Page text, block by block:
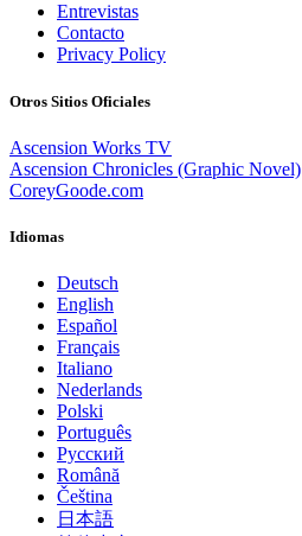
Entrevistas
Contacto
Privacy Policy
Otros Sitios Oficiales
Ascension Works TV
Ascension Chronicles (Graphic Novel)
CoreyGoode.com
Idiomas
Deutsch
English
Español
Français
Italiano
Nederlands
Polski
Português
Pусский
Română
Čeština
日本語